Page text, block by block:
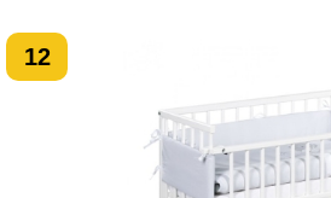
12